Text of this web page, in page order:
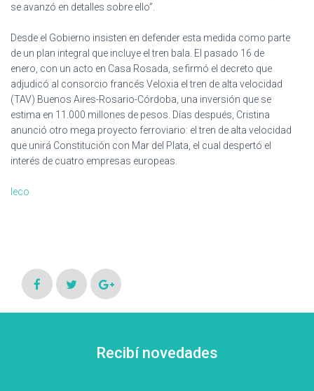
se avanzó en detalles sobre ello”.
Desde el Gobierno insisten en defender esta medida como parte
de un plan integral que incluye el tren bala. El pasado 16 de
enero, con un acto en Casa Rosada, se firmó el decreto que
adjudicó al consorcio francés Veloxia el tren de alta velocidad
(TAV) Buenos Aires-Rosario-Córdoba, una inversión que se
estima en 11.000 millones de pesos. Días después, Cristina
anunció otro mega proyecto ferroviario: el tren de alta velocidad
que unirá Constitución con Mar del Plata, el cual despertó el
interés de cuatro empresas europeas.
Ieco
Recibí novedades